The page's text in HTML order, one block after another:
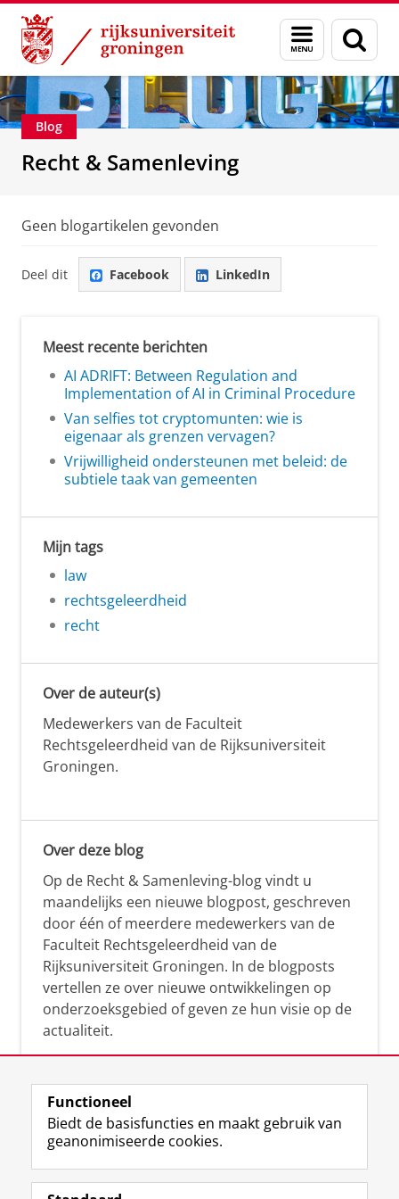
Skip
Content
Skip
Navigation
Menu
en
zoeken
Over ons Recht & Samenleving
Blog
Recht & Samenleving
Geen blogartikelen gevonden
Deel dit Facebook LinkedIn
Meest recente berichten
AI ADRIFT: Between Regulation and
Implementation of AI in Criminal Procedure
Van selfies tot cryptomunten: wie is
eigenaar als grenzen vervagen?
Vrijwilligheid ondersteunen met beleid: de
subtiele taak van gemeenten
Mijn tags
law
rechtsgeleerdheid
recht
Over de auteur(s)
Medewerkers van de Faculteit
Rechtsgeleerdheid van de Rijksuniversiteit
Groningen.
Over deze blog
Op de Recht & Samenleving-blog vindt u
maandelijks een nieuwe blogpost, geschreven
door één of meerdere medewerkers van de
Faculteit Rechtsgeleerdheid van de
Rijksuniversiteit Groningen. In de blogposts
vertellen ze over nieuwe ontwikkelingen op
onderzoeksgebied of geven ze hun visie op de
actualiteit.
Volg de RUG
F
a
L
i
R
S
I
n
Y
o
Functioneel
Biedt de basisfuncties en maakt gebruik van
geanonimiseerde cookies.